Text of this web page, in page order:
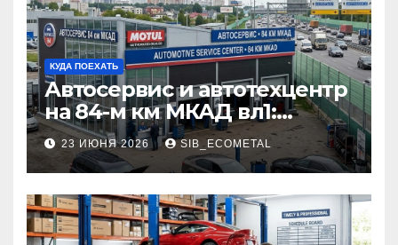
КУДА ПОЕХАТЬ
Автосервис и автотехцентр
на 84-м км МКАД вл1:
описание услуг и режим
работы
23 ИЮНЯ 2026 SIB_ECOMETAL